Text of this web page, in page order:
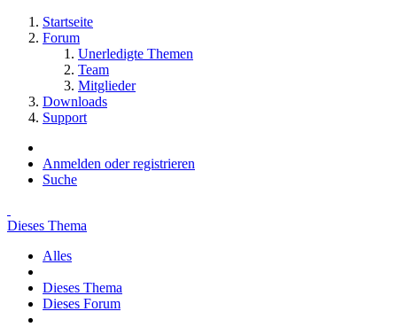
Startseite
Forum
Unerledigte Themen
Team
Mitglieder
Downloads
Support
Anmelden oder registrieren
Suche
Dieses Thema
Alles
Dieses Thema
Dieses Forum